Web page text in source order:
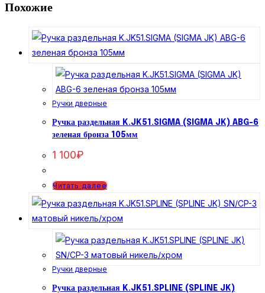
Похожие
Ручки дверные
Ручка раздельная K.JK51.SIGMA (SIGMA JK) ABG-6
зеленая бронза 105мм
1 100₽
Читать далее
Ручки дверные
Ручка раздельная K.JK51.SPLINE (SPLINE JK)